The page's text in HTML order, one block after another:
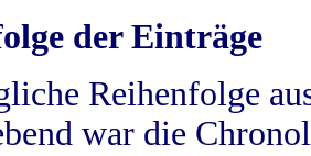
der Einträge
Reihenfolge
war die